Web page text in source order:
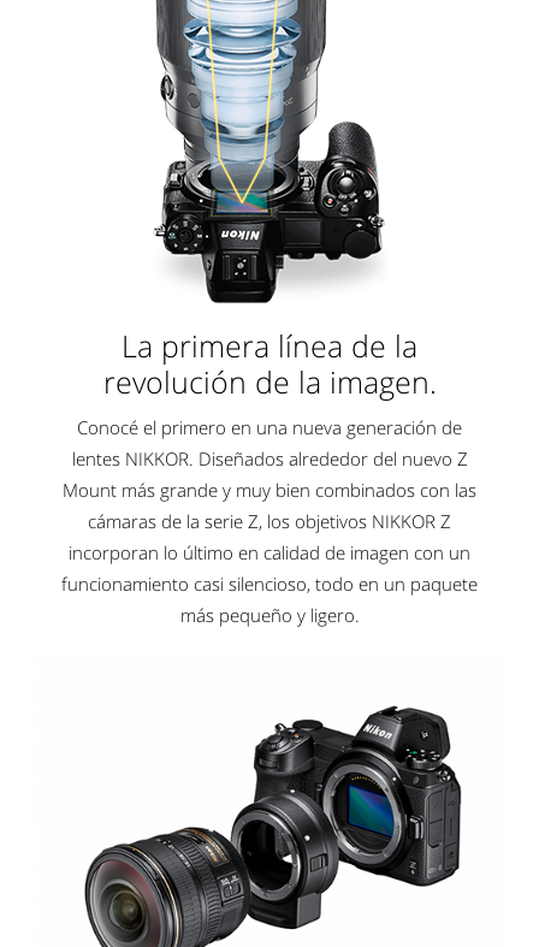
La primera línea de la
revolución de la imagen.
Conocé el primero en una nueva generación de
lentes NIKKOR. Diseñados alrededor del nuevo Z
Mount más grande y muy bien combinados con las
cámaras de la serie Z, los objetivos NIKKOR Z
incorporan lo último en calidad de imagen con un
funcionamiento casi silencioso, todo en un paquete
más pequeño y ligero.